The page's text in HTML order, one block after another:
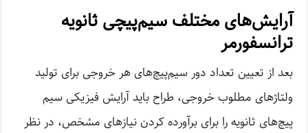
آرایش‌های مختلف سیم‌پیچی ثانویه
ترانسفورمر
بعد از تعیین تعداد دور سیم‌پیچ‌های هر خروجی برای تولید
ولتاژهای مطلوب خروجی، طراح باید آرایش فیزیکی سیم
پیچ‌های ثانویه را برای برآورده کردن نیازهای مشخص، در نظر